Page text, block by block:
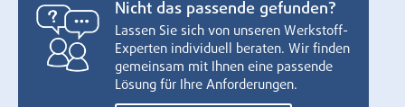
Nicht das passende gefunden?
Lassen Sie sich von unseren Werkstoff-
Experten individuell beraten. Wir finden
gemeinsam mit Ihnen eine passende
Lösung für Ihre Anforderungen.